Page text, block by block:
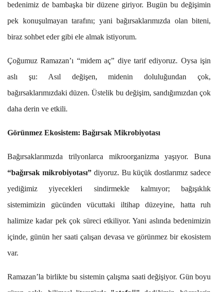
bedenimiz de bambaşka bir düzene giriyor. Bugün bu değişimin
pek konuşulmayan tarafını; yani bağırsaklarımızda olan biteni,
biraz sohbet eder gibi ele almak istiyorum.
Çoğumuz Ramazan’ı “midem aç” diye tarif ediyoruz. Oysa işin
aslı şu: Asıl değişen, midenin doluluğundan çok,
bağırsaklarımızdaki düzen. Üstelik bu değişim, sandığımızdan çok
daha derin ve etkili.
Görünmez Ekosistem: Bağırsak Mikrobiyotası
Bağırsaklarımızda trilyonlarca mikroorganizma yaşıyor. Buna
“bağırsak mikrobiyotası”diyoruz. Bu küçük dostlarımız sadece
yediğimiz yiyecekleri sindirmekle kalmıyor; bağışıklık
sistemimizin gücünden vücuttaki iltihap düzeyine, hatta ruh
halimize kadar pek çok süreci etkiliyor. Yani aslında bedenimizin
içinde, günün her saati çalışan devasa ve görünmez bir ekosistem
var.
Ramazan’la birlikte bu sistemin çalışma saati değişiyor. Gün boyu